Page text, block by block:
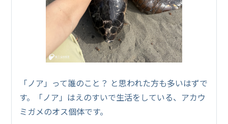
「ノア」って誰のこと？ と思われた方も多いはずで
す。「ノア」はえのすいで生活をしている、アカウ
ミガメのオス個体です。